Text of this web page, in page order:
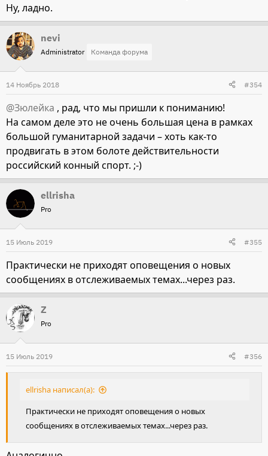
Ну, ладно.
nevi
Administrator Команда форума
14 Ноябрь 2018 #354
@Зюлейка , рад, что мы пришли к пониманию!
На самом деле это не очень большая цена в рамках
большой гуманитарной задачи – хоть как-то
продвигать в этом болоте действительности
российский конный спорт. ;-)
ellrisha
Pro
15 Июль 2019 #355
Практически не приходят оповещения о новых
сообщениях в отслеживаемых темах...через раз.
Z
Pro
15 Июль 2019 #356
ellrisha написал(а):
Практически не приходят оповещения о новых
сообщениях в отслеживаемых темах...через раз.